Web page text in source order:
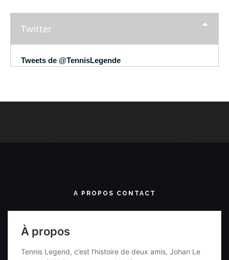
Twitter
Tweets de @TennisLegende
A PROPOS CONTACT